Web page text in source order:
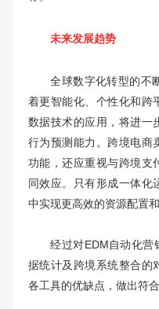
未来发展趋势
全球数字化转型的不断
着更智能化、个性化和跨
数据技术的应用，将进一
行为预测能力。跨境电商
功能，还应重视与跨境支
同效应。只有形成一体化
中实现更高效的资源配置和
经过对EDM自动化营
据统计及跨境系统整合的
各工具的优缺点，做出符